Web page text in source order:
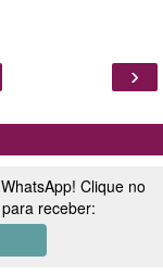
›
Clique no
receber: